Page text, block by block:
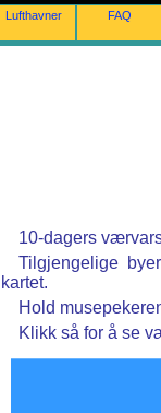
Lufthavner FAQ
10-dagers
Tilgjengelige
kartet.
Hold
Klikk så for å se